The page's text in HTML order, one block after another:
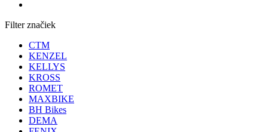
Filter značiek
CTM
KENZEL
KELLYS
KROSS
ROMET
MAXBIKE
BH Bikes
DEMA